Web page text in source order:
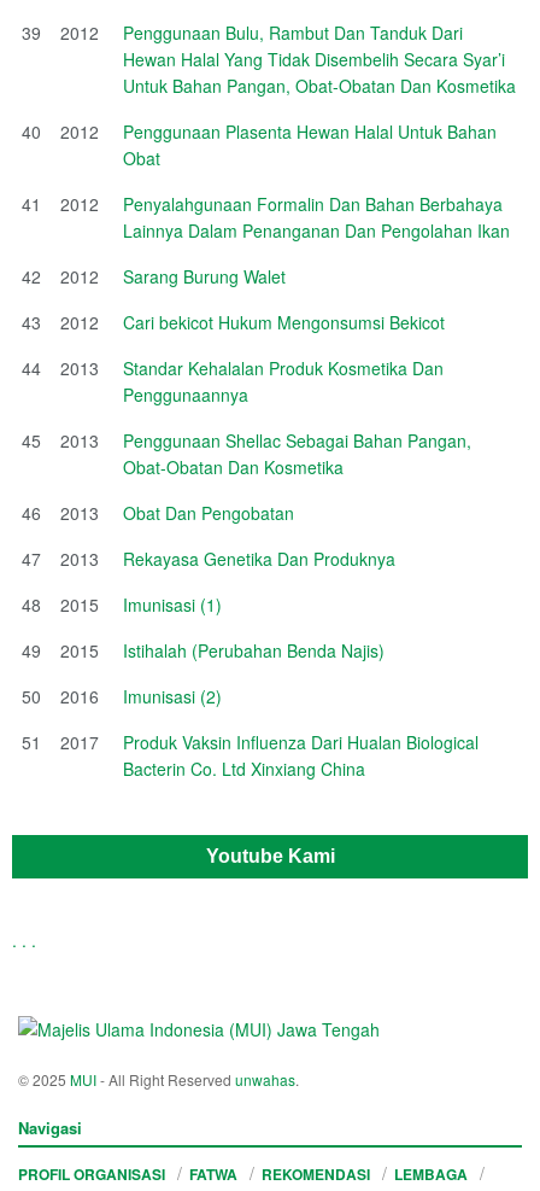
39
2012
Penggunaan Bulu, Rambut Dan Tanduk Dari
Hewan Halal Yang Tidak Disembelih Secara Syar’i
Untuk Bahan Pangan, Obat-Obatan Dan Kosmetika
40
2012
Penggunaan Plasenta Hewan Halal Untuk Bahan
Obat
41
2012
Penyalahgunaan Formalin Dan Bahan Berbahaya
Lainnya Dalam Penanganan Dan Pengolahan Ikan
42
2012
Sarang Burung Walet
43
2012
Cari bekicot Hukum Mengonsumsi Bekicot
44
2013
Standar Kehalalan Produk Kosmetika Dan
Penggunaannya
45
2013
Penggunaan Shellac Sebagai Bahan Pangan,
Obat-Obatan Dan Kosmetika
46
2013
Obat Dan Pengobatan
47
2013
Rekayasa Genetika Dan Produknya
48
2015
Imunisasi (1)
49
2015
Istihalah (Perubahan Benda Najis)
50
2016
Imunisasi (2)
51
2017
Produk Vaksin Influenza Dari Hualan Biological
Bacterin Co. Ltd Xinxiang China
Youtube Kami
. . .
© 2025 MUI- All Right Reserved unwahas.
Navigasi
PROFIL ORGANISASI FATWA REKOMENDASI
LEMBAGA